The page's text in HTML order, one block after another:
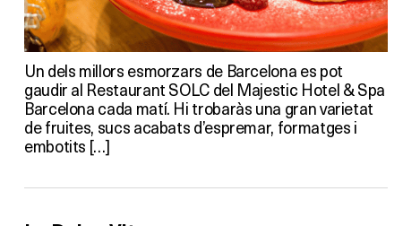
Un dels millors esmorzars de Barcelona es pot
gaudir al Restaurant SOLC del Majestic Hotel & Spa
Barcelona cada matí. Hi trobaràs una gran varietat
de fruites, sucs acabats d’espremar, formatges i
embotits […]